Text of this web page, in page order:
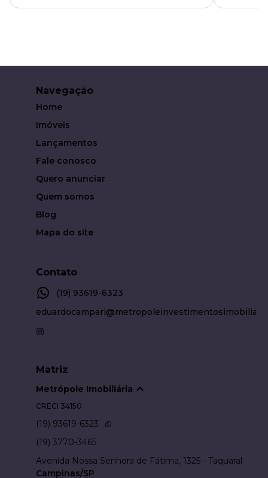
Navegação
Home
Imóveis
Lançamentos
Fale conosco
Quero anunciar
Quem somos
Blog
Mapa do site
Contato
(19) 93619-6323
Matriz
Metrópole Imobiliária
CRECI 34150
(19) 93619-6323
(19) 3770-3465
Avenida Nossa Senhora de Fátima, 1325 - Taquaral
Campinas/SP